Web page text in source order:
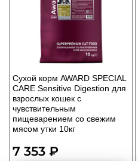
Сухой корм AWARD SPECIAL
CARE Sensitive Digestion для
взрослых кошек с
чувствительным
пищеварением со свежим
мясом утки 10кг
7 353 ₽